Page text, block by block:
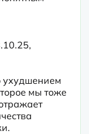
ухудшением
мы тоже